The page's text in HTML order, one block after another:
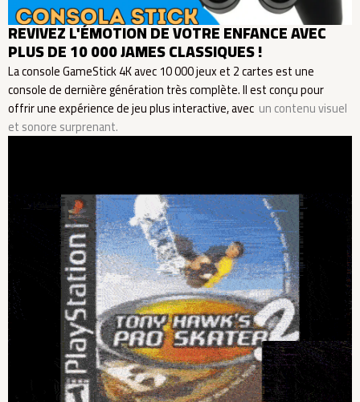
REVIVEZ L'ÉMOTION DE VOTRE ENFANCE AVEC
PLUS DE 10 000 JAMES CLASSIQUES !
La console GameStick 4K avec 10 000 jeux et 2 cartes est une
console de dernière génération très complète. Il est conçu pour
offrir une expérience de jeu plus interactive, avec un contenu visuel
et sonore surprenant.